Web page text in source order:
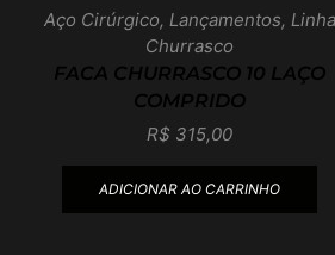
Aço Cirúrgico, Lançamentos, Linha
Churrasco
FACA CHURRASCO 10 LAÇO
COMPRIDO
R$ 315,00
ADICIONAR AO CARRINHO